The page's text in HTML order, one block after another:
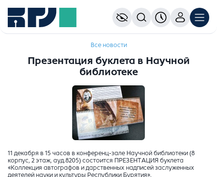
Все новости
Презентация буклета в Научной
библиотеке
11 декабря в 15 часов в конференц-зале Научной библиотеки (8
корпус, 2 этаж, ауд.8205) состоится ПРЕЗЕНТАЦИЯ буклета
«Коллекция автографов и дарственных надписей заслуженных
деятелей науки и культуры Республики Бурятия».